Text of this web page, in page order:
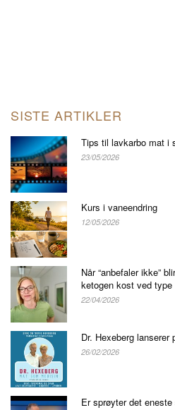
SISTE ARTIKLER
Tips til lavkarbo mat i
23/05/2026
Kurs i vaneendring
12/05/2026
Når “anbefaler ikke”
ketogen kost ved type
22/04/2026
Dr. Hexeberg
26/02/2026
Er sprøyter det